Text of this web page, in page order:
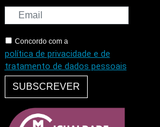
Concordo com a
política de privacidade e de
tratamento de dados pessoais
SUBSCREVER